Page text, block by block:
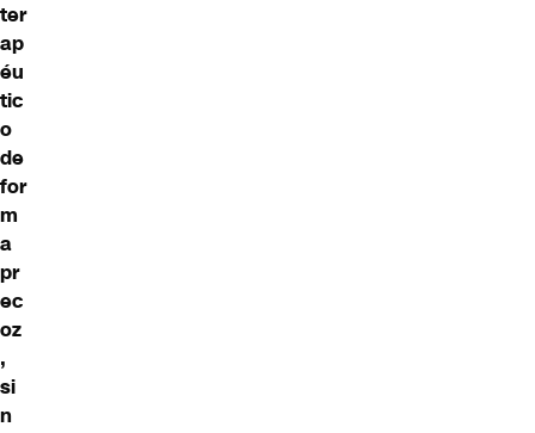
ter
ap
éu
tic
o
de
for
m
a
pr
ec
oz
,
si
n